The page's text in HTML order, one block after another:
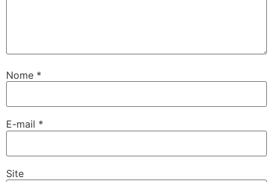
Nome *
E-mail *
Site